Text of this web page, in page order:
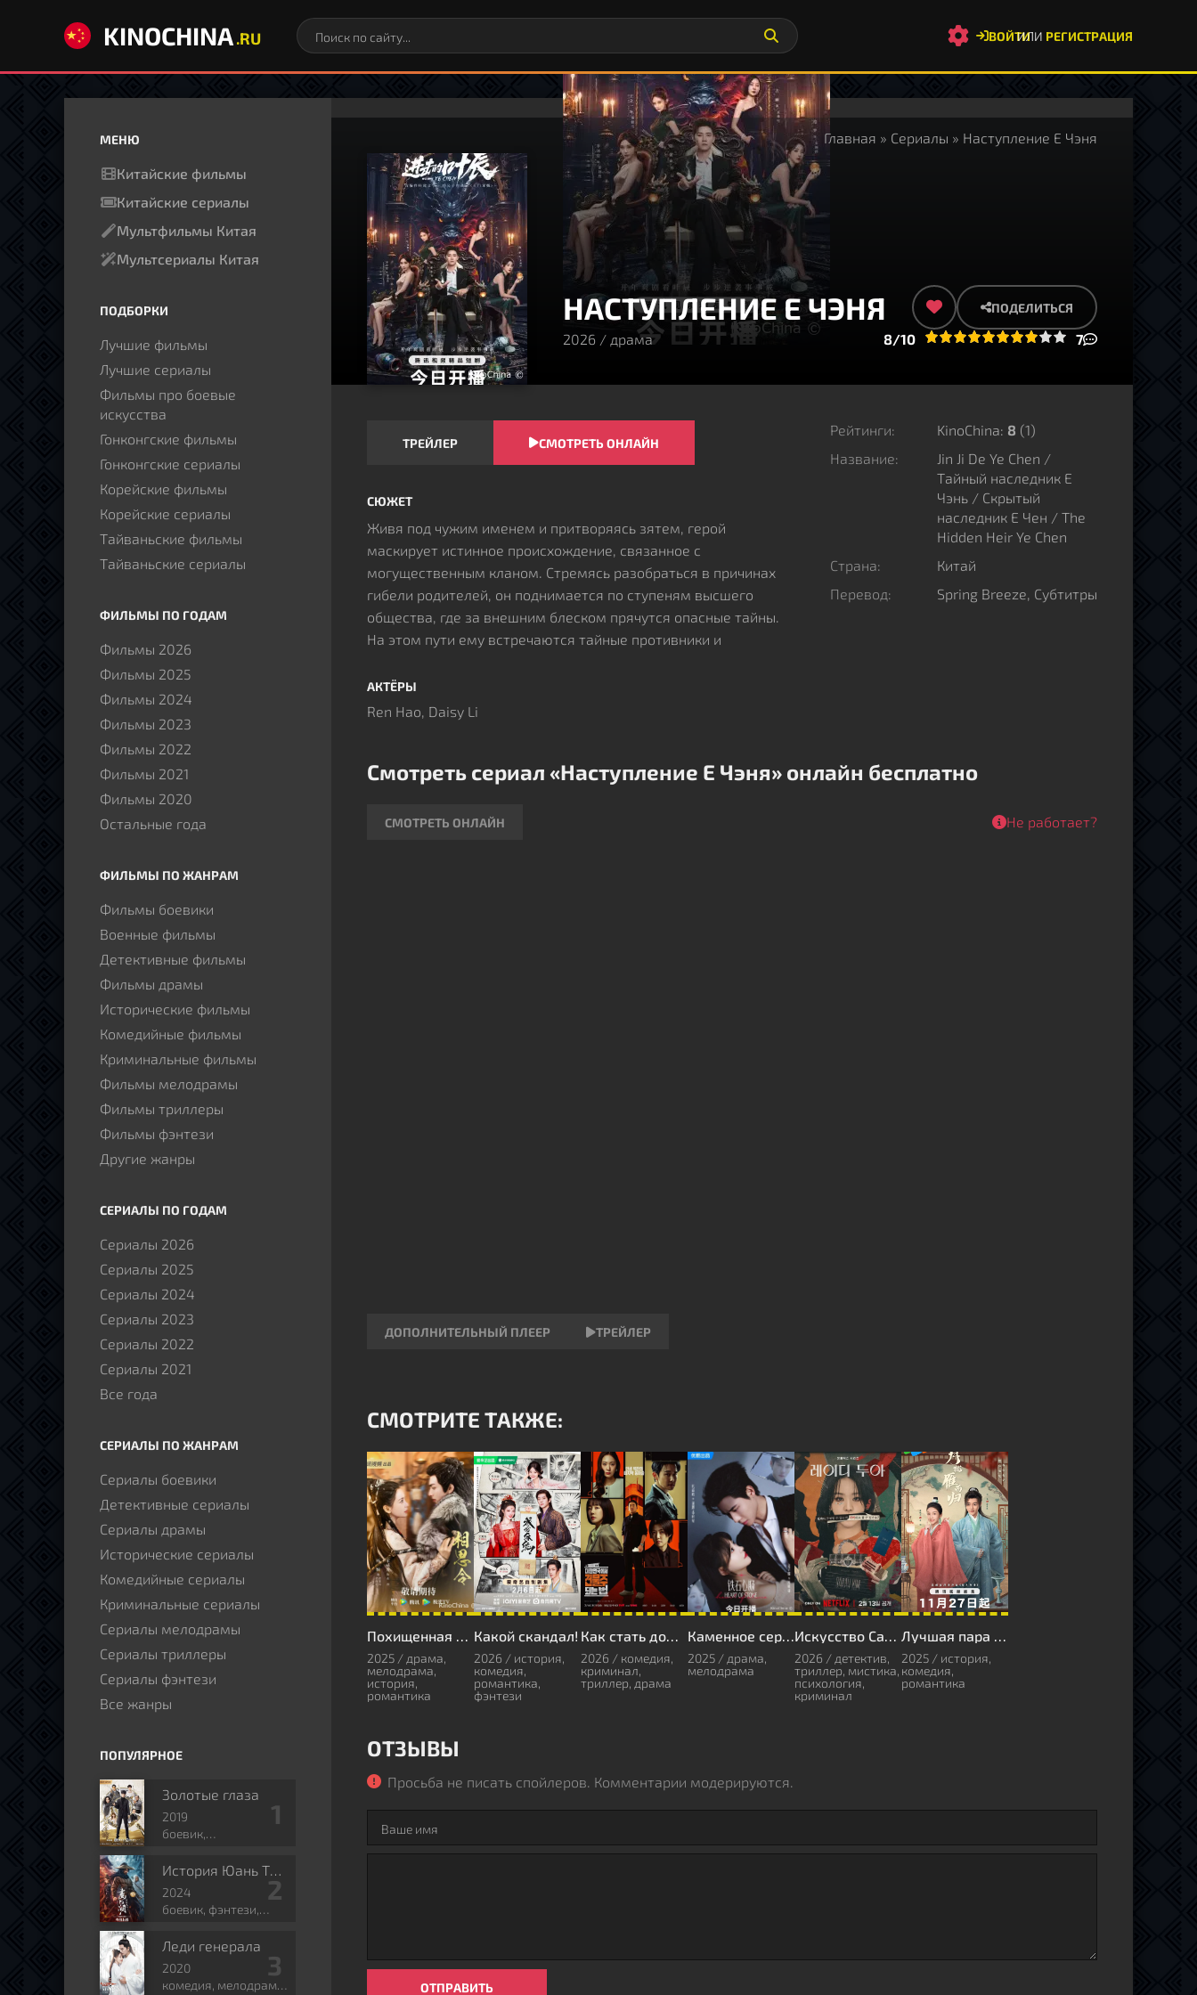
KINOCHINA.RU ВОЙТИИЛИ РЕГИСТРАЦИЯ
Главная » Сериалы » Наступление Е Чэня
НАСТУПЛЕНИЕ Е ЧЭНЯ ПОДЕЛИТЬСЯ
2026 / драма 8/10
80 4 5 6 7 8 9 10 7
ТРЕЙЛЕР СМОТРЕТЬ ОНЛАЙН
СЮЖЕТ
Живя под чужим именем и притворяясь зятем, герой
маскирует истинное происхождение, связанное с
могущественным кланом. Стремясь разобраться в причинах
гибели родителей, он поднимается по ступеням высшего
общества, где за внешним блеском прячутся опасные тайны.
На этом пути ему встречаются тайные противники и
Каждое новое открытие приближает к разгадке, но
одновременно испытывает выдержку, расчётливость и умение
АКТЁРЫ
Ren Hao, Daisy Li
Рейтинги: KinoChina: 8 (1)
Название:
Jin Ji De Ye Chen /
Тайный наследник Е
Чэнь / Скрытый
наследник Е Чен / The
Hidden Heir Ye Chen
Страна:
Китай
Перевод:
Spring Breeze, Субтитры
Смотреть сериал «Наступление Е Чэня» онлайн бесплатно
СМОТРЕТЬ ОНЛАЙН
ДОПОЛНИТЕЛЬНЫЙ ПЛЕЕР ТРЕЙЛЕР
Не работает?
СМОТРИТЕ ТАКЖЕ:
Похищенная невеста
2025 / драма,
мелодрама,
история,
романтика
Какой скандал!
2026 / история,
комедия,
романтика,
фэнтези
Как стать домовладельцем в Корее
2026 / комедия,
криминал,
триллер, драма
Каменное сердце
2025 / драма,
мелодрама
Искусство Сары
2026 / детектив,
триллер, мистика,
психология,
криминал
Лучшая пара на свете
2025 / история,
комедия,
романтика
ОТЗЫВЫ
Просьба не писать спойлеров. Комментарии модерируются.
ОТПРАВИТЬ
МЕНЮ
Китайские фильмы
Китайские сериалы
Мультфильмы Китая
Мультсериалы Китая
ПОДБОРКИ
Лучшие фильмы
Лучшие сериалы
Фильмы про боевые
искусства
Гонконгские фильмы
Гонконгские сериалы
Корейские фильмы
Корейские сериалы
Тайваньские фильмы
Тайваньские сериалы
ФИЛЬМЫ ПО ГОДАМ
Фильмы 2026
Фильмы 2025
Фильмы 2024
Фильмы 2023
Фильмы 2022
Фильмы 2021
Фильмы 2020
Остальные года
ФИЛЬМЫ ПО ЖАНРАМ
Фильмы боевики
Военные фильмы
Детективные фильмы
Фильмы драмы
Исторические фильмы
Комедийные фильмы
Криминальные фильмы
Фильмы мелодрамы
Фильмы триллеры
Фильмы фэнтези
Другие жанры
СЕРИАЛЫ ПО ГОДАМ
Сериалы 2026
Сериалы 2025
Сериалы 2024
Сериалы 2023
Сериалы 2022
Сериалы 2021
Все года
СЕРИАЛЫ ПО ЖАНРАМ
Сериалы боевики
Детективные сериалы
Сериалы драмы
Исторические сериалы
Комедийные сериалы
Криминальные сериалы
Сериалы мелодрамы
Сериалы триллеры
Сериалы фэнтези
Все жанры
ПОПУЛЯРНОЕ
Золотые глаза
2019
боевик,
романтика, боевые
искусства, фэнтези
2024
боевик, фэнтези,
исторический
Леди генерала
2020
комедия, мелодрама,